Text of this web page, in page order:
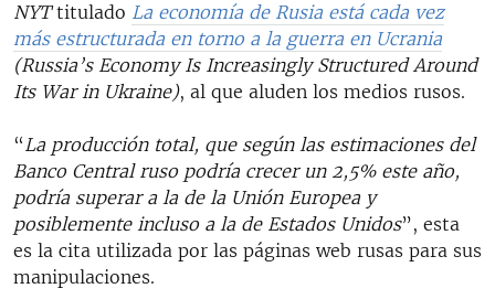
NYTtitulado La economía de Rusia está cada vez
más estructurada en torno a la guerra en Ucrania
(Russia’s Economy Is Increasingly Structured Around
Its War in Ukraine), al que aluden los medios rusos.
“La producción total, que según las estimaciones del
Banco Central ruso podría crecer un 2,5% este año,
podría superar a la de la Unión Europea y
posiblemente incluso a la de Estados Unidos”, esta
es la cita utilizada por las páginas web rusas para sus
manipulaciones.